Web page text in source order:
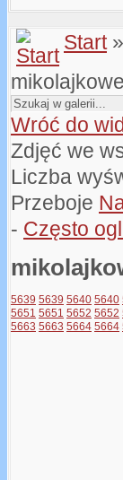
Start»
Wróć do
Zdjęć we
Liczba
Przeboje
- Często
5639 5639 5640 5640
5651 5651 5652 5652
5663 5663 5664 5664